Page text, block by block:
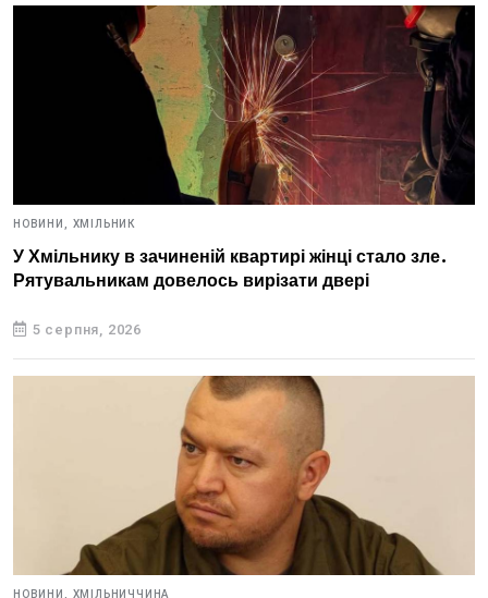
НОВИНИ, ХМІЛЬНИК
У Хмільнику в зачиненій квартирі жінці стало зле.
Рятувальникам довелось вирізати двері
5 серпня, 2026
НОВИНИ, ХМІЛЬНИЧЧИНА